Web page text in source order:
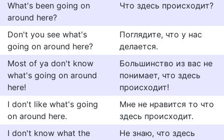
What's been going on
around here?
Что здесь происходит?
Don't you see what's
going on around here?
Поглядите, что у нас
делается.
Most of ya don't know
what's going on around
here!
Большинство из вас не
понимает, что здесь
происходит!
I don't like what's going
on around here.
Мне не нравится то что
здесь происходит.
I don't know what the
Не знаю, что здесь